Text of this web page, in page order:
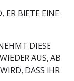
ER BIETE EINE
DIESE
AUS, AB
DASS IHR